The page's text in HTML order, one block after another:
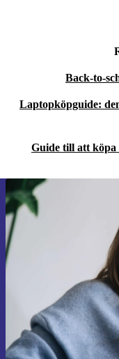
Back-to-
Laptopköpguide:
Guide till att
Information om
Integritetspolicy